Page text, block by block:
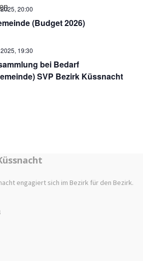
20:00
(Budget 2026)
19:30
bei Bedarf
SVP Bezirk Küssnacht
engagiert sich im Bezirk für den Bezirk.